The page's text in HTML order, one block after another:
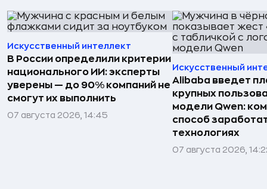
Искусственный интеллект
В России определили критерии
национального ИИ: эксперты
уверены — до 90% компаний не
смогут их выполнить
07 августа 2026, 14:45
Искусственный
Alibaba введет
крупных
модели Qwen:
способ
технологиях
07 августа 2026,